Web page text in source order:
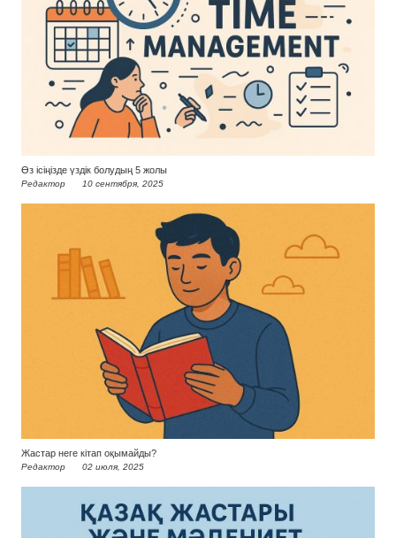
Өз ісіңізде үздік болудың 5 жолы
Редактор 10 сентября, 2025
Жастар неге кітап оқымайды?
Редактор 02 июля, 2025